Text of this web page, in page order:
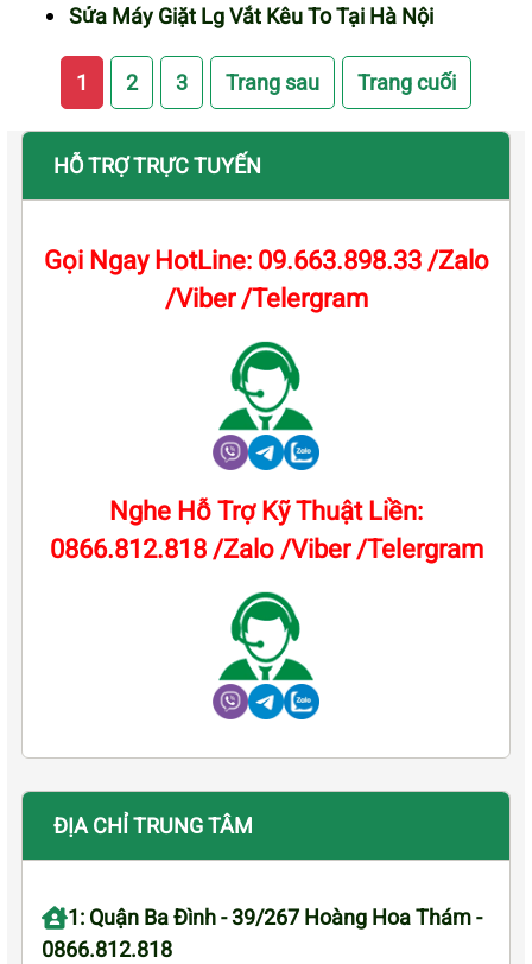
Sửa Máy Giặt Lg Vắt Kêu To Tại Hà Nội
1 2 3 Trang sau Trang cuối
HỖ TRỢ TRỰC TUYẾN
Gọi Ngay HotLine: 09.663.898.33 /Zalo
/Viber /Telergram
Nghe Hỗ Trợ Kỹ Thuật Liền:
0866.812.818 /Zalo /Viber /Telergram
ĐỊA CHỈ TRUNG TÂM
1: Quận Ba Đình - 39/267 Hoàng Hoa Thám -
0866.812.818